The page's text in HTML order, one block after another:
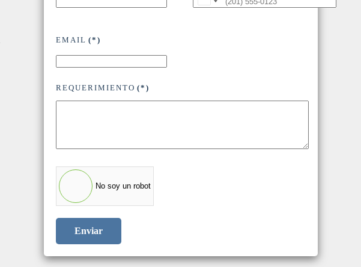
United
EMAIL (*)
REQUERIMIENTO (*)
No soy un robot
Enviar